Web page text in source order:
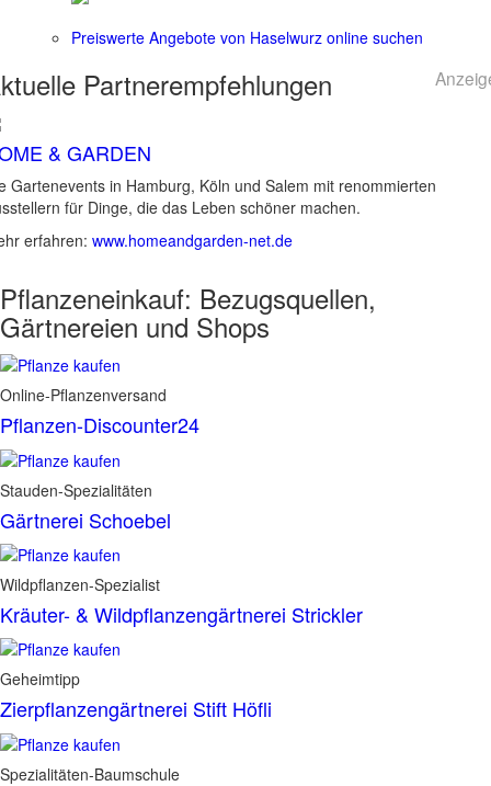
Preiswerte Angebote von Haselwurz online suchen
Partnerempfehlungen
& GARDEN
Gartenevents in Hamburg, Köln und Salem mit renommierten
für Dinge, die das Leben schöner machen.
erfahren: www.homeandgarden-net.de
Pflanzeneinkauf: Bezugsquellen,
Gärtnereien und Shops
Online-Pflanzenversand
Pflanzen-Discounter24
Stauden-Spezialitäten
Gärtnerei Schoebel
Wildpflanzen-Spezialist
Kräuter- & Wildpflanzengärtnerei Strickler
Geheimtipp
Zierpflanzengärtnerei Stift Höfli
Spezialitäten-Baumschule